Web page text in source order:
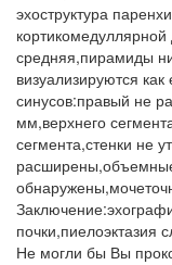
эхоструктура
средняя,пирамиды
визуализируются
синусов:правый не
мм,верхнего
сегмента,стенки не
почки,пиелоэктазия
Не могли бы Вы